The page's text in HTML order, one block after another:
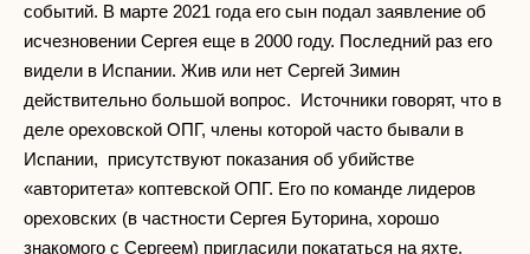
событий. В марте 2021 года его сын подал заявление об
исчезновении Сергея еще в 2000 году. Последний раз его
видели в Испании. Жив или нет Сергей Зимин
действительно большой вопрос. Источники говорят, что в
деле ореховской ОПГ, члены которой часто бывали в
Испании, присутствуют показания об убийстве
«авторитета» коптевской ОПГ. Его по команде лидеров
ореховских (в частности Сергея Буторина, хорошо
знакомого с Сергеем) пригласили покататься на яхте.